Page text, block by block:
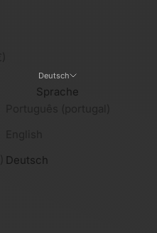
Deutsch
Sprache
Deutsch